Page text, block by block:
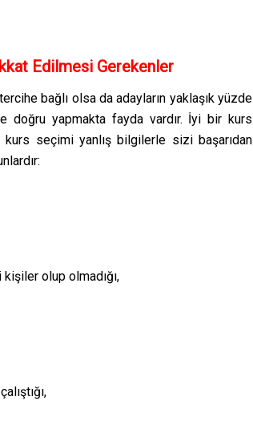
Edilmesi Gerekenler
bağlı olsa da adayların yaklaşık yüzde
doğru yapmakta fayda vardır. İyi bir kurs
kurs seçimi yanlış bilgilerle sizi başarıdan
olup olmadığı,